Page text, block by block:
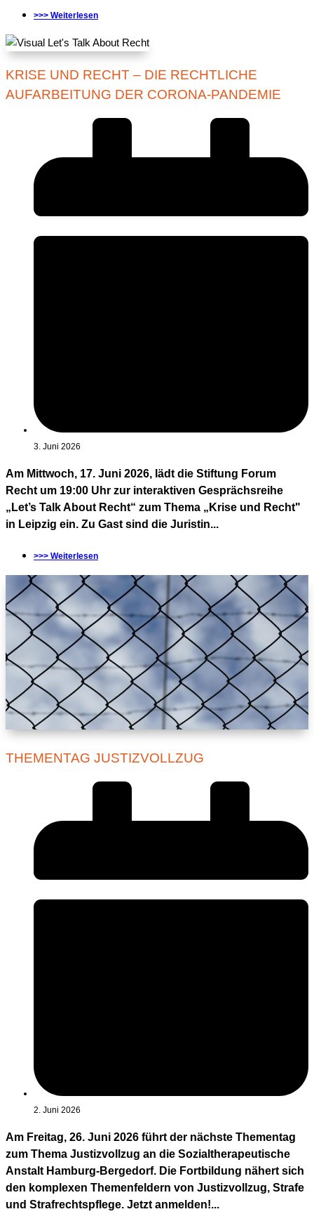
>>> Weiterlesen
KRISE UND RECHT – DIE RECHTLICHE
AUFARBEITUNG DER CORONA-PANDEMIE
3. Juni 2026
Am Mittwoch, 17. Juni 2026, lädt die Stiftung Forum
Recht um 19:00 Uhr zur interaktiven Gesprächsreihe
„Let’s Talk About Recht“ zum Thema „Krise und Recht"
in Leipzig ein. Zu Gast sind die Juristin...
>>> Weiterlesen
THEMENTAG JUSTIZVOLLZUG
2. Juni 2026
Am Freitag, 26. Juni 2026 führt der nächste Thementag
zum Thema Justizvollzug an die Sozialtherapeutische
Anstalt Hamburg-Bergedorf. Die Fortbildung nähert sich
den komplexen Themenfeldern von Justizvollzug, Strafe
und Strafrechtspflege. Jetzt anmelden!...